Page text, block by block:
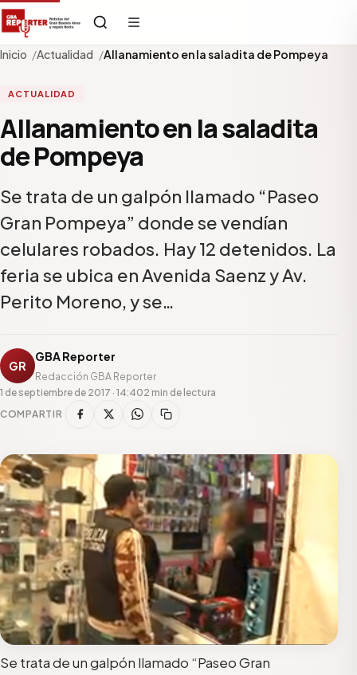
Inicio Actualidad Allanamiento en la saladita de Pompeya
ACTUALIDAD
Allanamiento en la saladita
de Pompeya
Se trata de un galpón llamado “Paseo
Gran Pompeya” donde se vendían
celulares robados. Hay 12 detenidos. La
feria se ubica en Avenida Saenz y Av.
Perito Moreno, y se…
GR
GBA Reporter
Redacción GBA Reporter
1 de septiembre de 2017 · 14:402 min de lectura
COMPARTIR
Se trata de un galpón llamado “Paseo Gran